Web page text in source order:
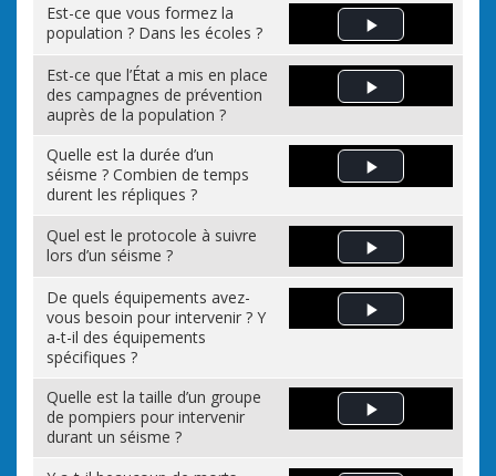
Est-ce que vous formez la
population ? Dans les écoles ?
Play Video
Est-ce que l’État a mis en place
des campagnes de prévention
auprès de la population ?
Play Video
Quelle est la durée d’un
séisme ? Combien de temps
durent les répliques ?
Play Video
Quel est le protocole à suivre
lors d’un séisme ?
Play Video
De quels équipements avez-
vous besoin pour intervenir ? Y
a-t-il des équipements
spécifiques ?
Play Video
Quelle est la taille d’un groupe
de pompiers pour intervenir
durant un séisme ?
Play Video